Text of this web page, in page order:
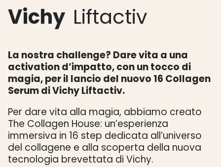
Vichy Liftactiv
La nostra challenge? Dare vita a una
activation d’impatto, con un tocco di
magia, per il lancio del nuovo 16 Collagen
Serum di Vichy Liftactiv.
Per dare vita alla magia, abbiamo creato
The Collagen House: un’esperienza
immersiva in 16 step dedicata all’universo
del collagene e alla scoperta della nuova
tecnologia brevettata di Vichy.